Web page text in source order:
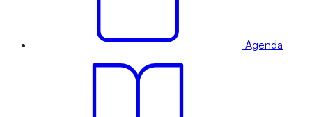
Agenda